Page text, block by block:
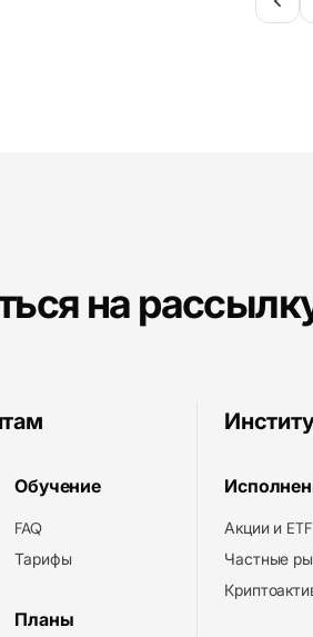
на
Обучение
FAQ
Тарифы
Планы
Акции и ETF
Частные